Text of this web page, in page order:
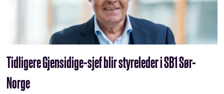
Tidligere Gjensidige-sjef blir styreleder i SB1 Sør-
Norge